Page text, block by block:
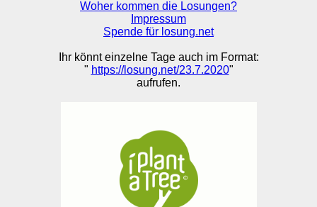
Woher kommen die Losungen?
Impressum
Spende für losung.net
Ihr könnt einzelne Tage auch im Format:
" https://losung.net/23.7.2020"
aufrufen.